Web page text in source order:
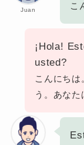
Juan こ
¡Hola!
usted?
こんにちは
う。あなた